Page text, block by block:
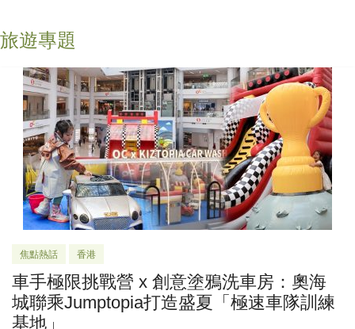
旅遊專題
焦點熱話 香港
車手極限挑戰營 x 創意塗鴉洗車房：奧海
城聯乘Jumptopia打造盛夏「極速車隊訓練
基地」